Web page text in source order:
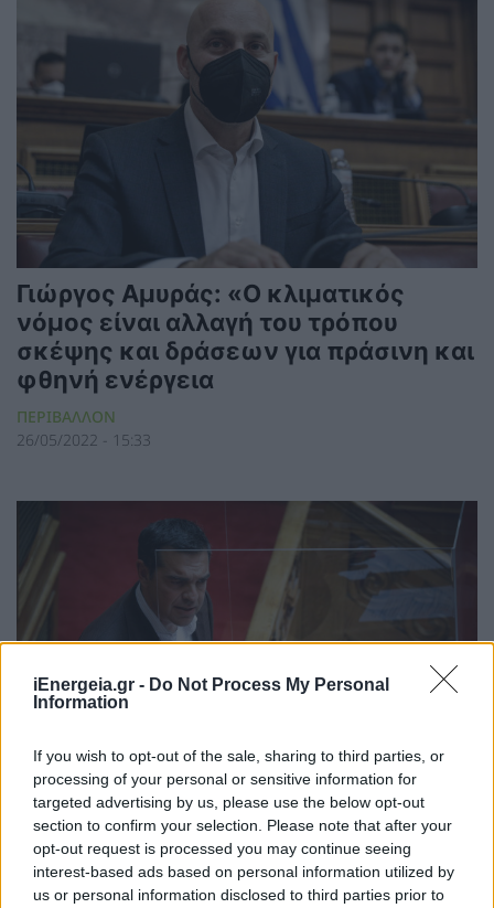
iEnergeia.gr - Do Not Process My Personal
Information
If you wish to opt-out of the sale, sharing to third parties, or
processing of your personal or sensitive information for
targeted advertising by us, please use the below opt-out
section to confirm your selection. Please note that after your
opt-out request is processed you may continue seeing
interest-based ads based on personal information utilized by
us or personal information disclosed to third parties prior to
Γιώργος Αμυράς: «Ο κλιματικός
νόμος είναι αλλαγή του τρόπου
σκέψης και δράσεων για πράσινη και
φθηνή ενέργεια
ΠΕΡΙΒΑΛΛΟΝ
26/05/2022 - 15:33
Τσίπρας: Έχετε αφήσει το ράλι της
αισχροκέρδειας σε ενέργεια και
καύσιμα να συρρικνώνει το εισόδημα